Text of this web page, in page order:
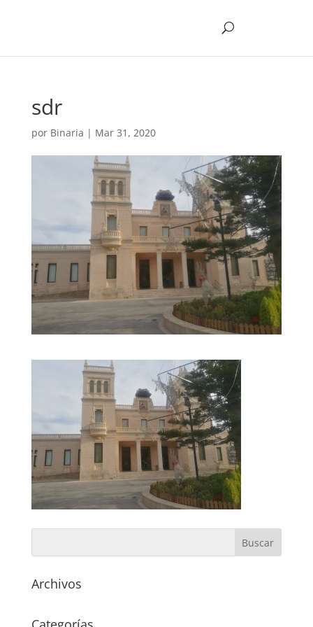
sdr
por Binaria | Mar 31, 2020
Archivos